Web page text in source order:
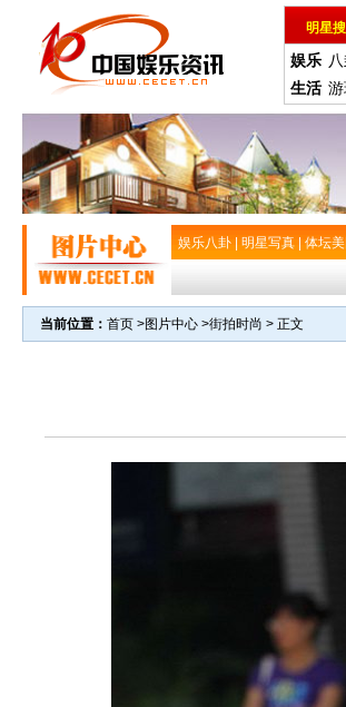
明星
娱乐
生活
娱乐八卦 明星写真 体坛美
当前位置： 首页 >图片中心 >街拍时尚 > 正文